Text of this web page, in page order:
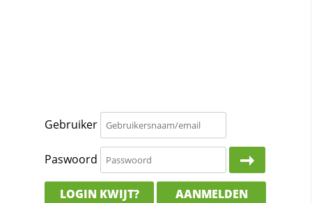
Gebruiker
Paswoord
LOGIN KWIJT? AANMELDEN